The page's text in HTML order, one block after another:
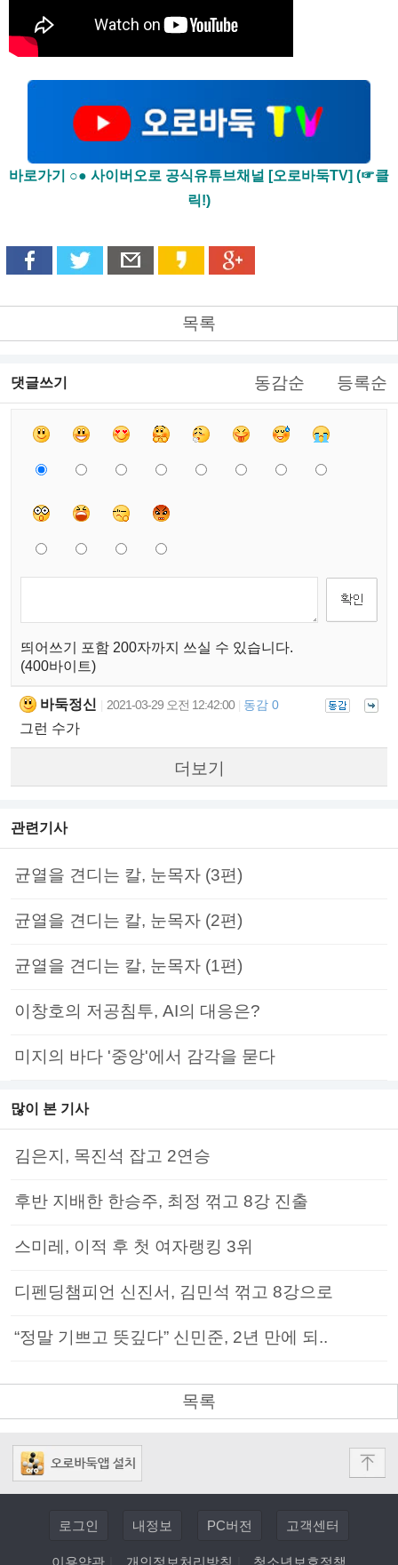
바로가기 ○● 사이버오로 공식유튜브채널 [오로바둑TV] (☞클
릭!)
목록
댓글쓰기 동감순 등록순
띄어쓰기 포함 200자까지 쓰실 수 있습니다.
(400바이트)
바둑정신 2021-03-29 오전 12:42:00 동감 0
그런 수가
더보기
관련기사
균열을 견디는 칼, 눈목자 (3편)
균열을 견디는 칼, 눈목자 (2편)
균열을 견디는 칼, 눈목자 (1편)
이창호의 저공침투, AI의 대응은?
미지의 바다 '중앙'에서 감각을 묻다
많이 본 기사
김은지, 목진석 잡고 2연승
후반 지배한 한승주, 최정 꺾고 8강 진출
스미레, 이적 후 첫 여자랭킹 3위
디펜딩챔피언 신진서, 김민석 꺾고 8강으로
“정말 기쁘고 뜻깊다” 신민준, 2년 만에 되..
목록
로그인 내정보 PC버전 고객센터
이용약관 개인정보처리방침 청소년보호정책